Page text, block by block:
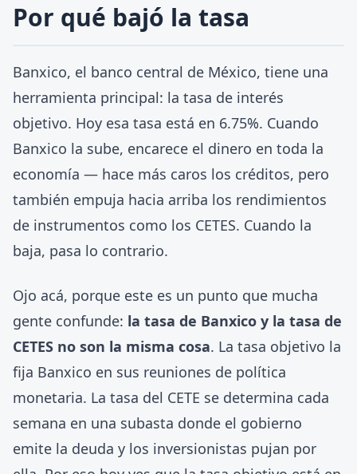
Por qué bajó la tasa
Banxico, el banco central de México, tiene una
herramienta principal: la tasa de interés
objetivo. Hoy esa tasa está en 6.75%. Cuando
Banxico la sube, encarece el dinero en toda la
economía — hace más caros los créditos, pero
también empuja hacia arriba los rendimientos
de instrumentos como los CETES. Cuando la
baja, pasa lo contrario.
Ojo acá, porque este es un punto que mucha
gente confunde: la tasa de Banxico y la tasa de
CETES no son la misma cosa. La tasa objetivo la
fija Banxico en sus reuniones de política
monetaria. La tasa del CETE se determina cada
semana en una subasta donde el gobierno
emite la deuda y los inversionistas pujan por